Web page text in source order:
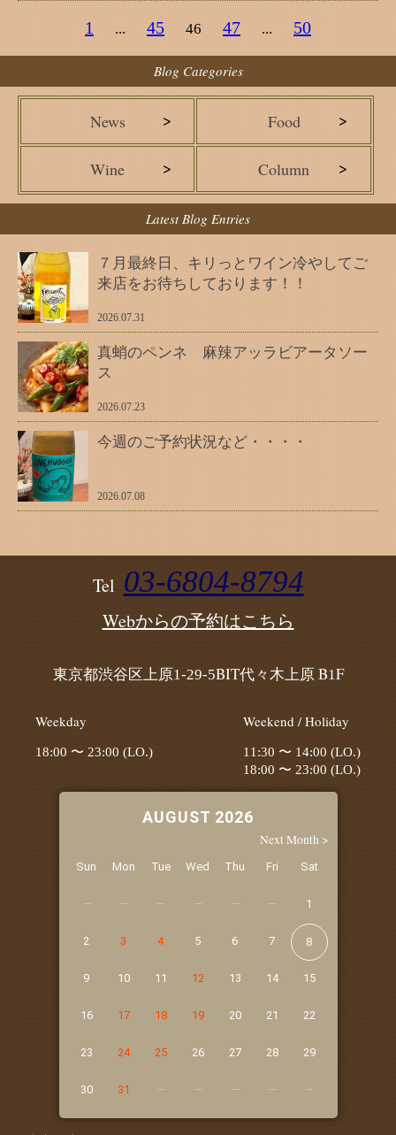
1 ... 45 46 47 ... 50
Blog Categories
News > Food >
Wine > Column >
Latest Blog Entries
７月最終日、キリっとワイン冷やしてご
来店をお待ちしております！！
2026.07.31
真蛸のペンネ 麻辣アッラビアータソー
ス
2026.07.23
今週のご予約状況など・・・・
2026.07.08
Tel 03-6804-8794
Webからの予約はこちら
東京都渋谷区上原1-29-5BIT代々木上原 B1F
Weekday
18:00 〜 23:00 (LO.)
Weekend / Holiday
11:30 〜 14:00 (LO.)
18:00 〜 23:00 (LO.)
AUGUST 2026
Next Month >
Sun Mon Tue Wed Thu Fri Sat
1
2 3 4 5 6 7 8
9 10 11 12 13 14 15
16 17 18 19 20 21 22
23 24 25 26 27 28 29
30 31